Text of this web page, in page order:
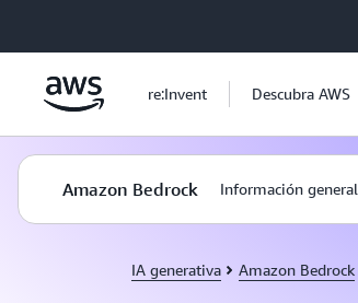
re:Invent Descubra AWS
Amazon Bedrock Información general
IA generativa Amazon Bedrock